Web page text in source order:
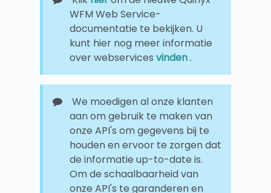
WFM Web Service-
documentatie te bekijken. U
kunt hier nog meer informatie
over webservices vinden.
We moedigen al onze klanten
aan om gebruik te maken van
onze API's om gegevens bij te
houden en ervoor te zorgen dat
de informatie up-to-date is.
Om de schaalbaarheid van
onze API's te garanderen en